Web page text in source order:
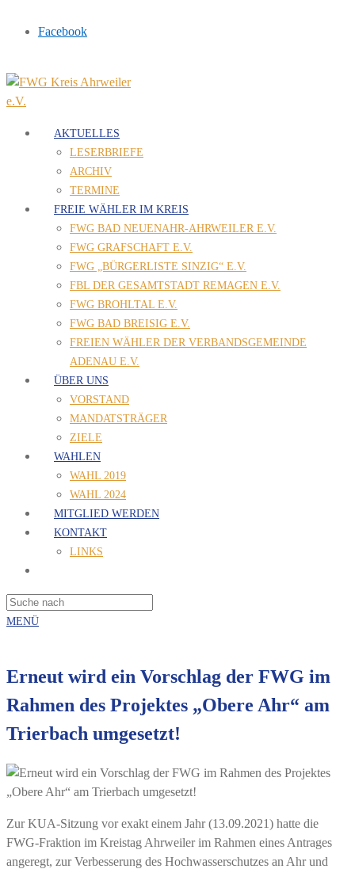
Facebook
AKTUELLES
LESERBRIEFE
ARCHIV
TERMINE
FREIE WÄHLER IM KREIS
FWG BAD NEUENAHR-AHRWEILER E.V.
FWG GRAFSCHAFT E.V.
FWG „BÜRGERLISTE SINZIG“ E.V.
FBL DER GESAMTSTADT REMAGEN E.V.
FWG BROHLTAL E.V.
FWG BAD BREISIG E.V.
FREIEN WÄHLER DER VERBANDSGEMEINDE
ADENAU E.V.
ÜBER UNS
VORSTAND
MANDATSTRÄGER
ZIELE
WAHLEN
WAHL 2019
WAHL 2024
MITGLIED WERDEN
KONTAKT
LINKS
MENÜ
Erneut wird ein Vorschlag der FWG im
Rahmen des Projektes „Obere Ahr“ am
Trierbach umgesetzt!
Zur KUA-Sitzung vor exakt einem Jahr (13.09.2021) hatte die
FWG-Fraktion im Kreistag Ahrweiler im Rahmen eines Antrages
angeregt, zur Verbesserung des Hochwasserschutzes an Ahr und